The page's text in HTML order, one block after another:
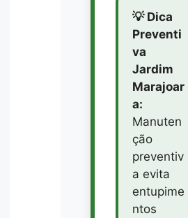
💡 Dica
Preventi
va
Jardim
Marajoar
a:
Manuten
ção
preventiv
a evita
entupime
ntos